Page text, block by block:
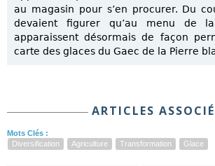
au magasin pour s’en procurer. Du
devaient figurer qu’au menu de
apparaissent désormais de façon
carte des glaces du Gaec de la Pierre
ARTICLES
Mots Clés :
Diversification
Agriculture Transformation Glace